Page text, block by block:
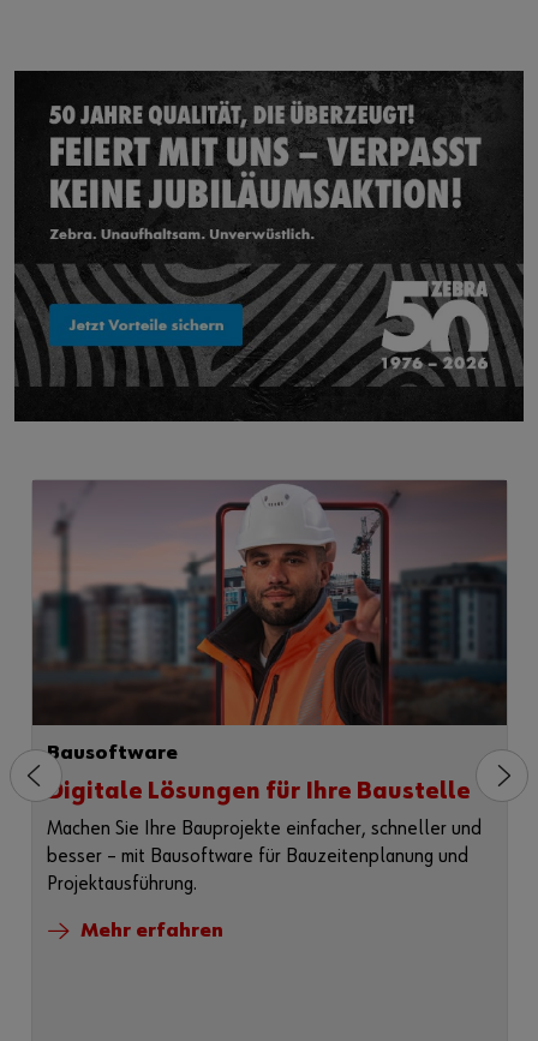
Bausoftware
Digitale Lösungen für Ihre Baustelle
Machen Sie Ihre Bauprojekte einfacher, schneller und
besser – mit Bausoftware für Bauzeitenplanung und
Projektausführung.
Mehr erfahren